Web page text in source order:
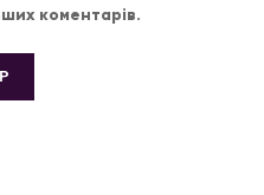
коментарів.